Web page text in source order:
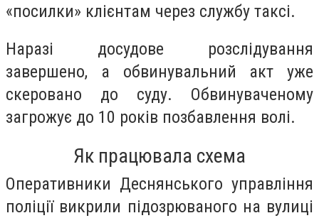
«посилки» клієнтам через службу таксі.
Наразі досудове розслідування
завершено, а обвинувальний акт уже
скеровано до суду. Обвинуваченому
загрожує до 10 років позбавлення волі.
Як працювала схема
Оперативники Деснянського управління
поліції викрили підозрюваного на вулиці